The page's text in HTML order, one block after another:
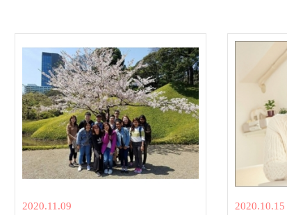
2020.11.09 2020.10.15